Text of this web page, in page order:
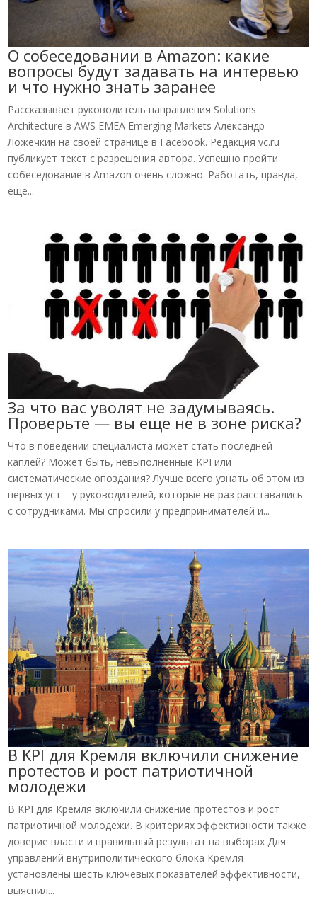
О собеседовании в Amazon: какие
вопросы будут задавать на интервью
и что нужно знать заранее
Рассказывает руководитель направления Solutions
Architecture в AWS EMEA Emerging Markets Александр
Ложечкин на своей странице в Facebook. Редакция vc.ru
публикует текст с разрешения автора. Успешно пройти
собеседование в Amazon очень сложно. Работать, правда,
ещё...
За что вас уволят не задумываясь.
Проверьте — вы еще не в зоне риска?
Что в поведении специалиста может стать последней
каплей? Может быть, невыполненные KPI или
систематические опоздания? Лучше всего узнать об этом из
первых уст – у руководителей, которые не раз расставались
с сотрудниками. Мы спросили у предпринимателей и...
В KPI для Кремля включили снижение
протестов и рост патриотичной
молодежи
В KPI для Кремля включили снижение протестов и рост
патриотичной молодежи. В критериях эффективности также
доверие власти и правильный результат на выборах Для
управлений внутриполитического блока Кремля
установлены шесть ключевых показателей эффективности,
выяснил...